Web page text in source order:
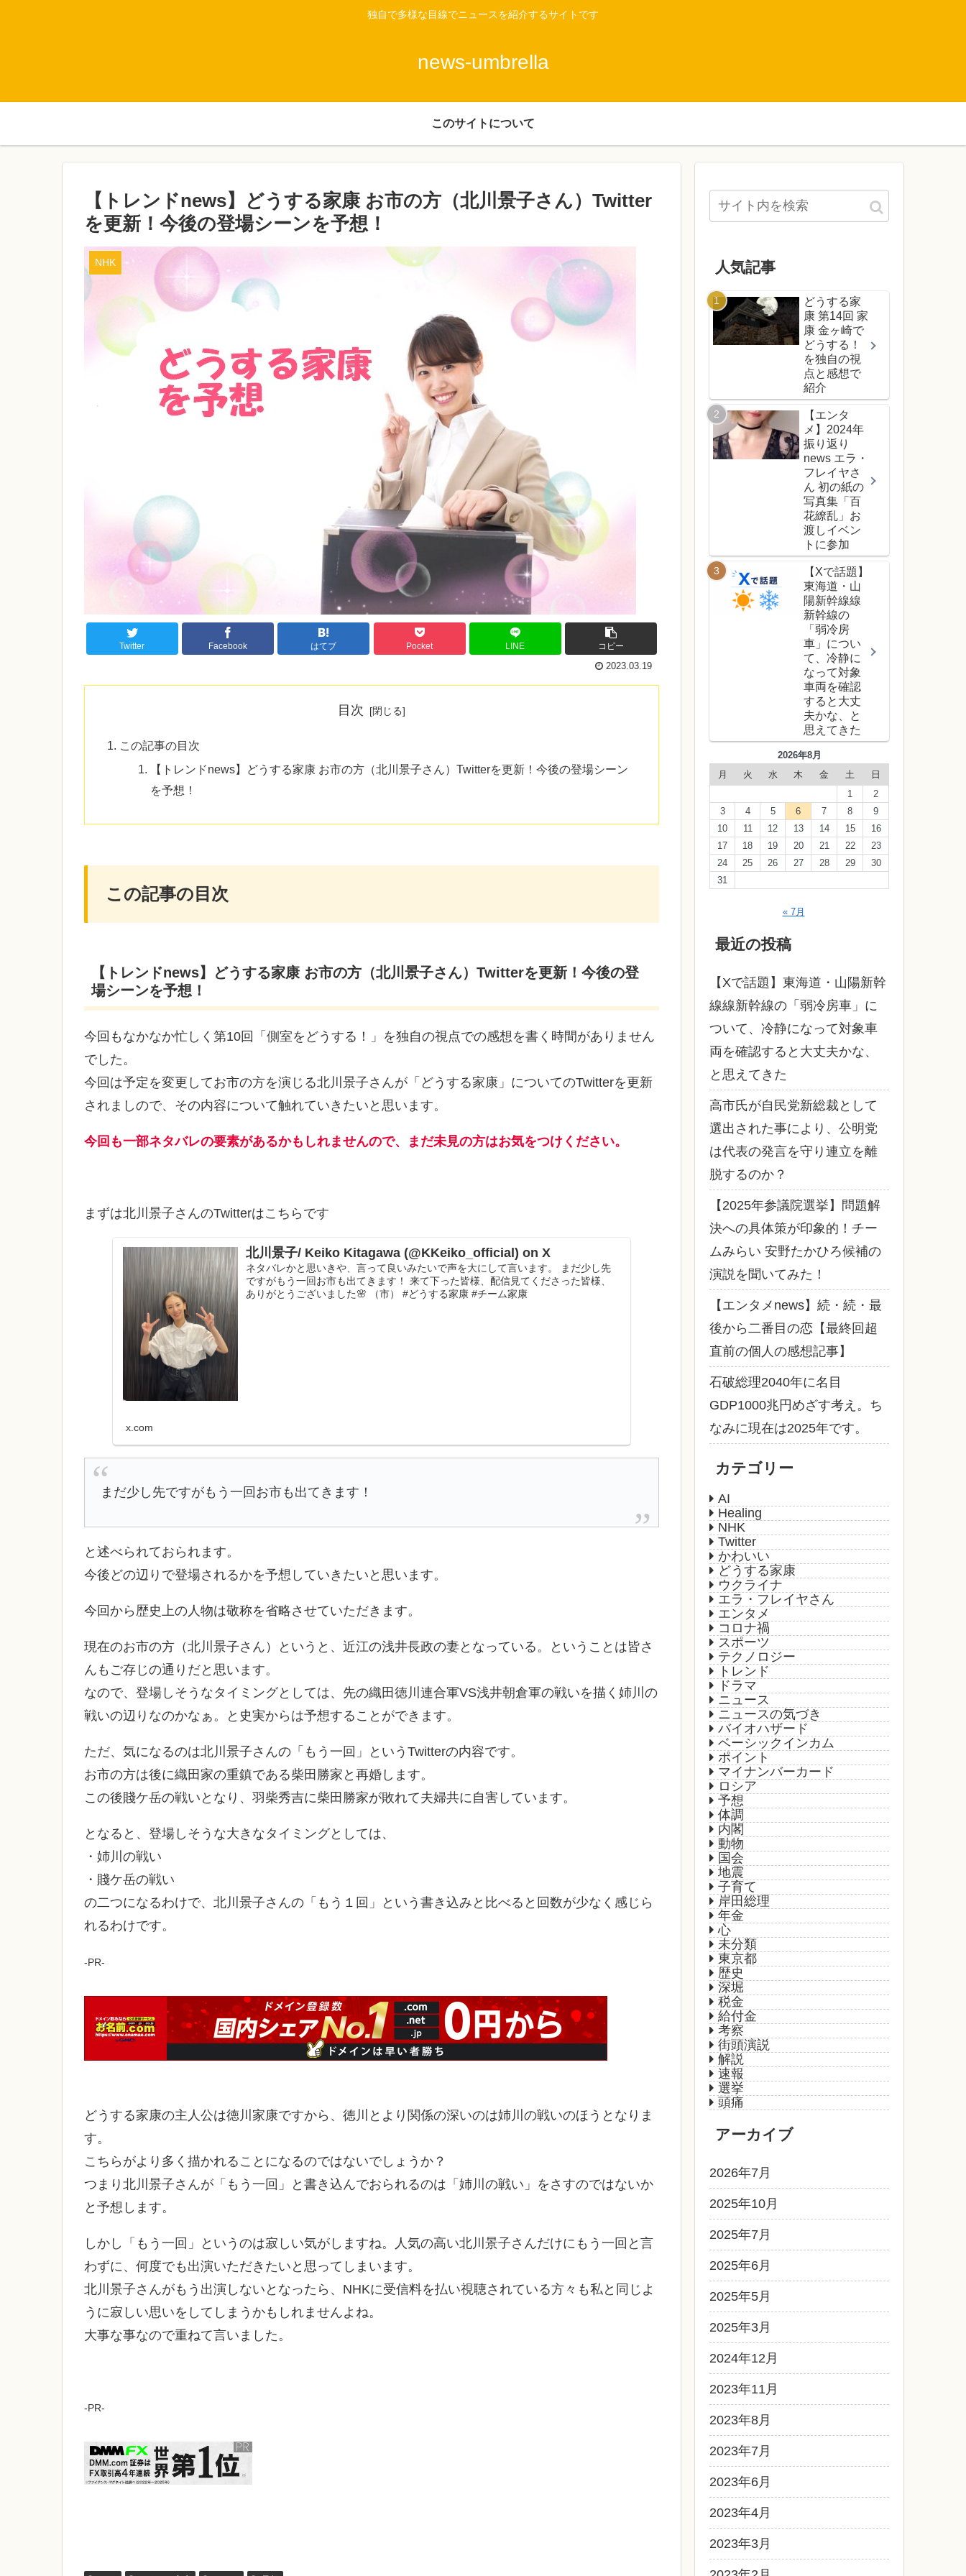
独自で多様な目線でニュースを紹介するサイトです
news-umbrella
このサイトについて
【トレンドnews】どうする家康 お市の方（北川景子さん）Twitter
を更新！今後の登場シーンを予想！
NHK
Twitter Facebook はてブ Pocket LINE
コピー
2023.03.19
目次
この記事の目次
【トレンドnews】どうする家康 お市の方（北川景子さん）Twitterを更新！今後の登場シーン
を予想！
この記事の目次
【トレンドnews】どうする家康 お市の方（北川景子さん）Twitterを更新！今後の登
場シーンを予想！
今回もなかなか忙しく第10回「側室をどうする！」を独自の視点での感想を書く時間がありません
でした。
今回は予定を変更してお市の方を演じる北川景子さんが「どうする家康」についてのTwitterを更新
されましので、その内容について触れていきたいと思います。
今回も一部ネタバレの要素があるかもしれませんので、まだ未見の方はお気をつけください。
まずは北川景子さんのTwitterはこちらです
北川景子/ Keiko Kitagawa (@KKeiko_official) on X
ネタバレかと思いきや、言って良いみたいで声を大にして言います。 まだ少し先
ですがもう一回お市も出てきます！ 来て下った皆様、配信見てくださった皆様、
ありがとうございました🌸 （市） #どうする家康 #チーム家康
x.com
まだ少し先ですがもう一回お市も出てきます！
と述べられておられます。
今後どの辺りで登場されるかを予想していきたいと思います。
今回から歴史上の人物は敬称を省略させていただきます。
現在のお市の方（北川景子さん）というと、近江の浅井長政の妻となっている。ということは皆さ
んもご存じの通りだと思います。
なので、登場しそうなタイミングとしては、先の織田徳川連合軍VS浅井朝倉軍の戦いを描く姉川の
戦いの辺りなのかなぁ。と史実からは予想することができます。
ただ、気になるのは北川景子さんの「もう一回」というTwitterの内容です。
お市の方は後に織田家の重鎮である柴田勝家と再婚します。
この後賤ケ岳の戦いとなり、羽柴秀吉に柴田勝家が敗れて夫婦共に自害しています。
となると、登場しそうな大きなタイミングとしては、
・姉川の戦い
・賤ケ岳の戦い
の二つになるわけで、北川景子さんの「もう１回」という書き込みと比べると回数が少なく感じら
れるわけです。
-PR-
どうする家康の主人公は徳川家康ですから、徳川とより関係の深いのは姉川の戦いのほうとなりま
す。
こちらがより多く描かれることになるのではないでしょうか？
つまり北川景子さんが「もう一回」と書き込んでおられるのは「姉川の戦い」をさすのではないか
と予想します。
しかし「もう一回」というのは寂しい気がしますね。人気の高い北川景子さんだけにもう一回と言
わずに、何度でも出演いただきたいと思ってしまいます。
北川景子さんがもう出演しないとなったら、NHKに受信料を払い視聴されている方々も私と同じよ
うに寂しい思いをしてしまうかもしれませんよね。
大事な事なので重ねて言いました。
-PR-
人気記事
どうする家
康 第14回 家
康 金ヶ崎で
どうする！
を独自の視
点と感想で
紹介
【エンタ
メ】2024年
振り返り
news エラ・
フレイヤさ
ん 初の紙の
写真集「百
花繚乱」お
渡しイベン
トに参加
【Xで話題】
東海道・山
陽新幹線線
新幹線の
「弱冷房
車」につい
て、冷静に
なって対象
車両を確認
すると大丈
夫かな、と
思えてきた
2026年8月
月
火 水 木 金 土
日
1
2
3
4 5 6 7 8
9
10
11 12 13 14 15
16
17
18 19 20 21 22
23
24
25 26 27 28 29
30
31
« 7月
最近の投稿
【Xで話題】東海道・山陽新幹
線線新幹線の「弱冷房車」に
ついて、冷静になって対象車
両を確認すると大丈夫かな、
と思えてきた
高市氏が自民党新総裁として
選出された事により、公明党
は代表の発言を守り連立を離
脱するのか？
【2025年参議院選挙】問題解
決への具体策が印象的！チー
ムみらい 安野たかひろ候補の
演説を聞いてみた！
【エンタメnews】続・続・最
後から二番目の恋【最終回超
直前の個人の感想記事】
石破総理2040年に名目
GDP1000兆円めざす考え。ち
なみに現在は2025年です。
カテゴリー
AI
Healing
NHK
Twitter
かわいい
どうする家康
ウクライナ
エラ・フレイヤさん
エンタメ
コロナ禍
スポーツ
テクノロジー
トレンド
ドラマ
ニュース
ニュースの気づき
バイオハザード
ベーシックインカム
ポイント
マイナンバーカード
ロシア
予想
体調
内閣
動物
国会
地震
子育て
岸田総理
年金
心
未分類
東京都
歴史
深堀
税金
給付金
考察
街頭演説
解説
速報
選挙
頭痛
アーカイブ
2026年7月
2025年10月
2025年7月
2025年6月
2025年5月
2025年3月
2024年12月
2023年11月
2023年8月
2023年7月
2023年6月
2023年4月
2023年3月